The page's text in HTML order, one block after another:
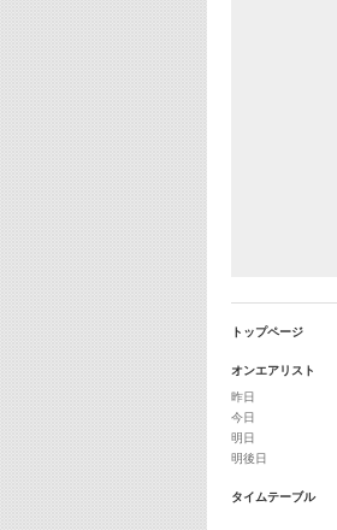
トップページ
オンエアリスト
昨日
今日
明日
明後日
タイムテーブル